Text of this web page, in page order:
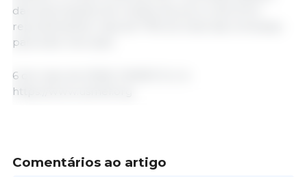
das exportações de miúdos de porco dos EUA,
representando mais de 70% do total das remessas
para este mercado.
6 de maio de 2026/ USMEF/ E.U.A.
https://www.usmef.org
Comentários ao artigo